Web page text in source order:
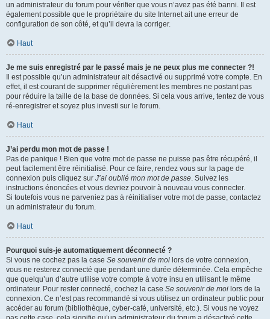
un administrateur du forum pour vérifier que vous n’avez pas été banni. Il est
également possible que le propriétaire du site Internet ait une erreur de
configuration de son côté, et qu’il devra la corriger.
Haut
Je me suis enregistré par le passé mais je ne peux plus me connecter ?!
Il est possible qu’un administrateur ait désactivé ou supprimé votre compte. En
effet, il est courant de supprimer régulièrement les membres ne postant pas
pour réduire la taille de la base de données. Si cela vous arrive, tentez de vous
ré-enregistrer et soyez plus investi sur le forum.
Haut
J’ai perdu mon mot de passe !
Pas de panique ! Bien que votre mot de passe ne puisse pas être récupéré, il
peut facilement être réinitialisé. Pour ce faire, rendez vous sur la page de
connexion puis cliquez sur J’ai oublié mon mot de passe. Suivez les
instructions énoncées et vous devriez pouvoir à nouveau vous connecter.
Si toutefois vous ne parveniez pas à réinitialiser votre mot de passe, contactez
un administrateur du forum.
Haut
Pourquoi suis-je automatiquement déconnecté ?
Si vous ne cochez pas la case Se souvenir de moi lors de votre connexion,
vous ne resterez connecté que pendant une durée déterminée. Cela empêche
que quelqu’un d’autre utilise votre compte à votre insu en utilisant le même
ordinateur. Pour rester connecté, cochez la case Se souvenir de moi lors de la
connexion. Ce n’est pas recommandé si vous utilisez un ordinateur public pour
accéder au forum (bibliothèque, cyber-café, université, etc.). Si vous ne voyez